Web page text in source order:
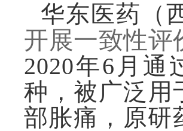
华东医药（
开展一致性评
2020年6月通
种，被广泛用
部胀痛，原研